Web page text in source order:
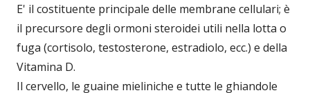
E' il costituente principale delle membrane cellulari; è
il precursore degli ormoni steroidei utili nella lotta o
fuga (cortisolo, testosterone, estradiolo, ecc.) e della
Vitamina D.
Il cervello, le guaine mieliniche e tutte le ghiandole